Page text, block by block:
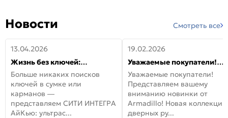
Новости Смотреть все
13.04.2026
Жизнь без ключей:
встречайте новую дверь
СИТИ ИНТЕГРА АйКью!
Больше никаких поисков
ключей в сумке или
карманов —
представляем СИТИ ИНТЕГРА
АйКью: ультрас...
19.02.2026
Уважаемые покупатели!
Представляем вашему
вниманию новинки от
Armadillo!
Уважаемые покупатели!
Представляем вашему
вниманию новинки от
Armadillo! Новая коллекция
дверных ру...